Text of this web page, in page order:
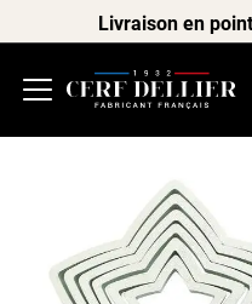
Livraison en